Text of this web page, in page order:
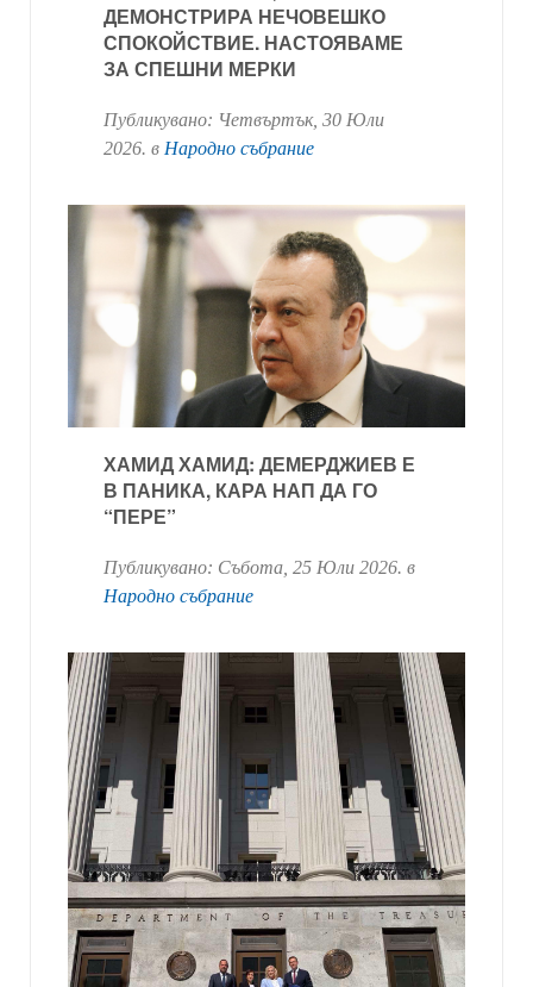
ДЕМОНСТРИРА НЕЧОВЕШКО
СПОКОЙСТВИЕ. НАСТОЯВАМЕ
ЗА СПЕШНИ МЕРКИ
Публикувано: Четвъртък, 30 Юли
2026. в Народно събрание
ХАМИД ХАМИД: ДЕМЕРДЖИЕВ Е
В ПАНИКА, КАРА НАП ДА ГО
“ПЕРЕ”
Публикувано: Събота, 25 Юли 2026. в
Народно събрание